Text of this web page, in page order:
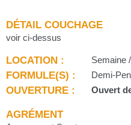
DÉTAIL COUCHAGE
voir ci-dessus
LOCATION : Semaine
FORMULE(S) : Demi-
OUVERTURE : Ouvert
AGRÉMENT